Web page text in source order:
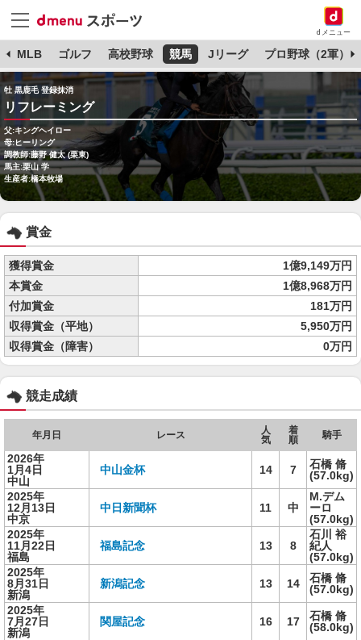
dメニュー
MLB ゴルフ 高校野球 競馬 Jリーグ プロ野球（2軍）
牡 黒鹿毛 登録抹消
リフレーミング
父:キングヘイロー
母:ヒーリング
調教師:藤野 健太 (栗東)
馬主:栗山 学
生産者:橋本牧場
賞金
獲得賞金
1億9,149万円
本賞金
1億8,968万円
付加賞金
181万円
収得賞金（平地）
5,950万円
収得賞金（障害）
0万円
競走成績
年月日 レース
人
気
着
順
騎手
2026年
1月4日
中山
中山金杯 14 7
石橋 脩
(57.0kg)
2025年
12月13日
中京
中日新聞杯 11 中
M.デム
ーロ
(57.0kg)
2025年
11月22日
福島
福島記念 13 8
石川 裕
紀人
(57.0kg)
2025年
8月31日
新潟
新潟記念 13 14
石橋 脩
(57.0kg)
2025年
7月27日
新潟
関屋記念 16 17
石橋 脩
(58.0kg)